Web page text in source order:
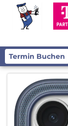
Termin Buchen